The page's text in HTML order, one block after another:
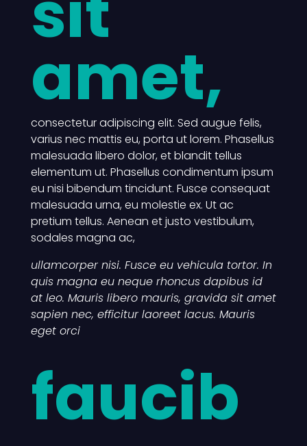
amet,
consectetur adipiscing elit. Sed augue felis,
varius nec mattis eu, porta ut lorem. Phasellus
malesuada libero dolor, et blandit tellus
elementum ut. Phasellus condimentum ipsum
eu nisi bibendum tincidunt. Fusce consequat
malesuada urna, eu molestie ex. Ut ac
pretium tellus. Aenean et justo vestibulum,
sodales magna ac,
ullamcorper nisi. Fusce eu vehicula tortor. In
quis magna eu neque rhoncus dapibus id
at leo. Mauris libero mauris, gravida sit amet
sapien nec, efficitur laoreet lacus. Mauris
eget orci
faucib